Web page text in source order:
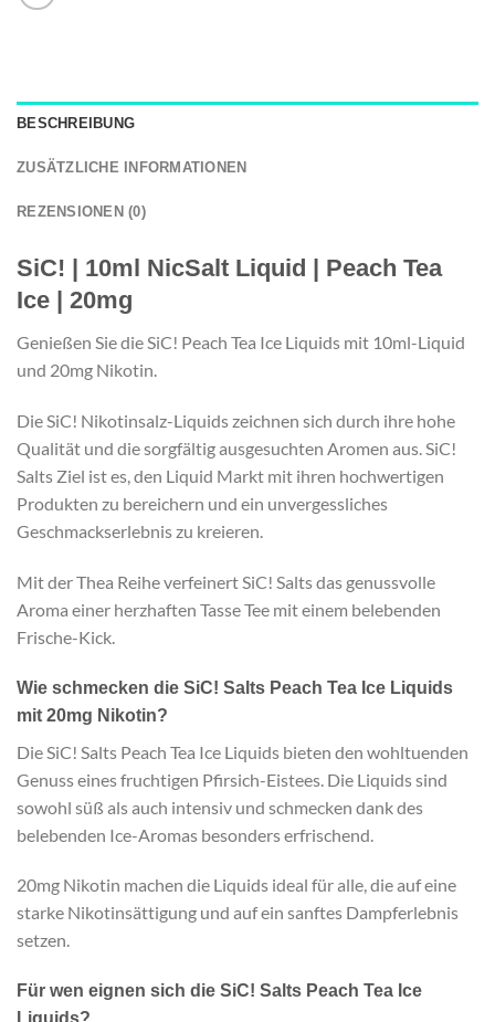
BESCHREIBUNG
ZUSÄTZLICHE INFORMATIONEN
REZENSIONEN (0)
SiC! | 10ml NicSalt Liquid | Peach Tea
Ice | 20mg
Genießen Sie die SiC! Peach Tea Ice Liquids mit 10ml-Liquid
und 20mg Nikotin.
Die SiC! Nikotinsalz-Liquids zeichnen sich durch ihre hohe
Qualität und die sorgfältig ausgesuchten Aromen aus. SiC!
Salts Ziel ist es, den Liquid Markt mit ihren hochwertigen
Produkten zu bereichern und ein unvergessliches
Geschmackserlebnis zu kreieren.
Mit der Thea Reihe verfeinert SiC! Salts das genussvolle
Aroma einer herzhaften Tasse Tee mit einem belebenden
Frische-Kick.
Wie schmecken die SiC! Salts Peach Tea Ice Liquids
mit 20mg Nikotin?
Die SiC! Salts Peach Tea Ice Liquids bieten den wohltuenden
Genuss eines fruchtigen Pfirsich-Eistees. Die Liquids sind
sowohl süß als auch intensiv und schmecken dank des
belebenden Ice-Aromas besonders erfrischend.
20mg Nikotin machen die Liquids ideal für alle, die auf eine
starke Nikotinsättigung und auf ein sanftes Dampferlebnis
setzen.
Für wen eignen sich die SiC! Salts Peach Tea Ice